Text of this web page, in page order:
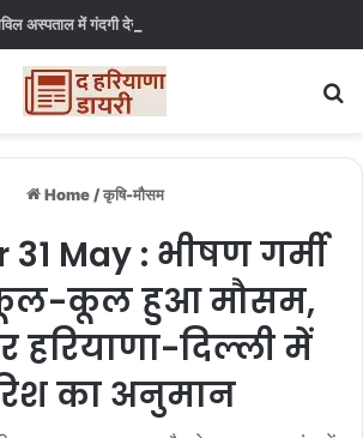
Home / कृषि-मौसम
May : भीषण गर्मी
कूल हुआ मौसम,
दिल्ली में
का अनुमान